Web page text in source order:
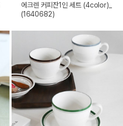
에크렌 커피잔1인 세트 (4color)_
(1640682)